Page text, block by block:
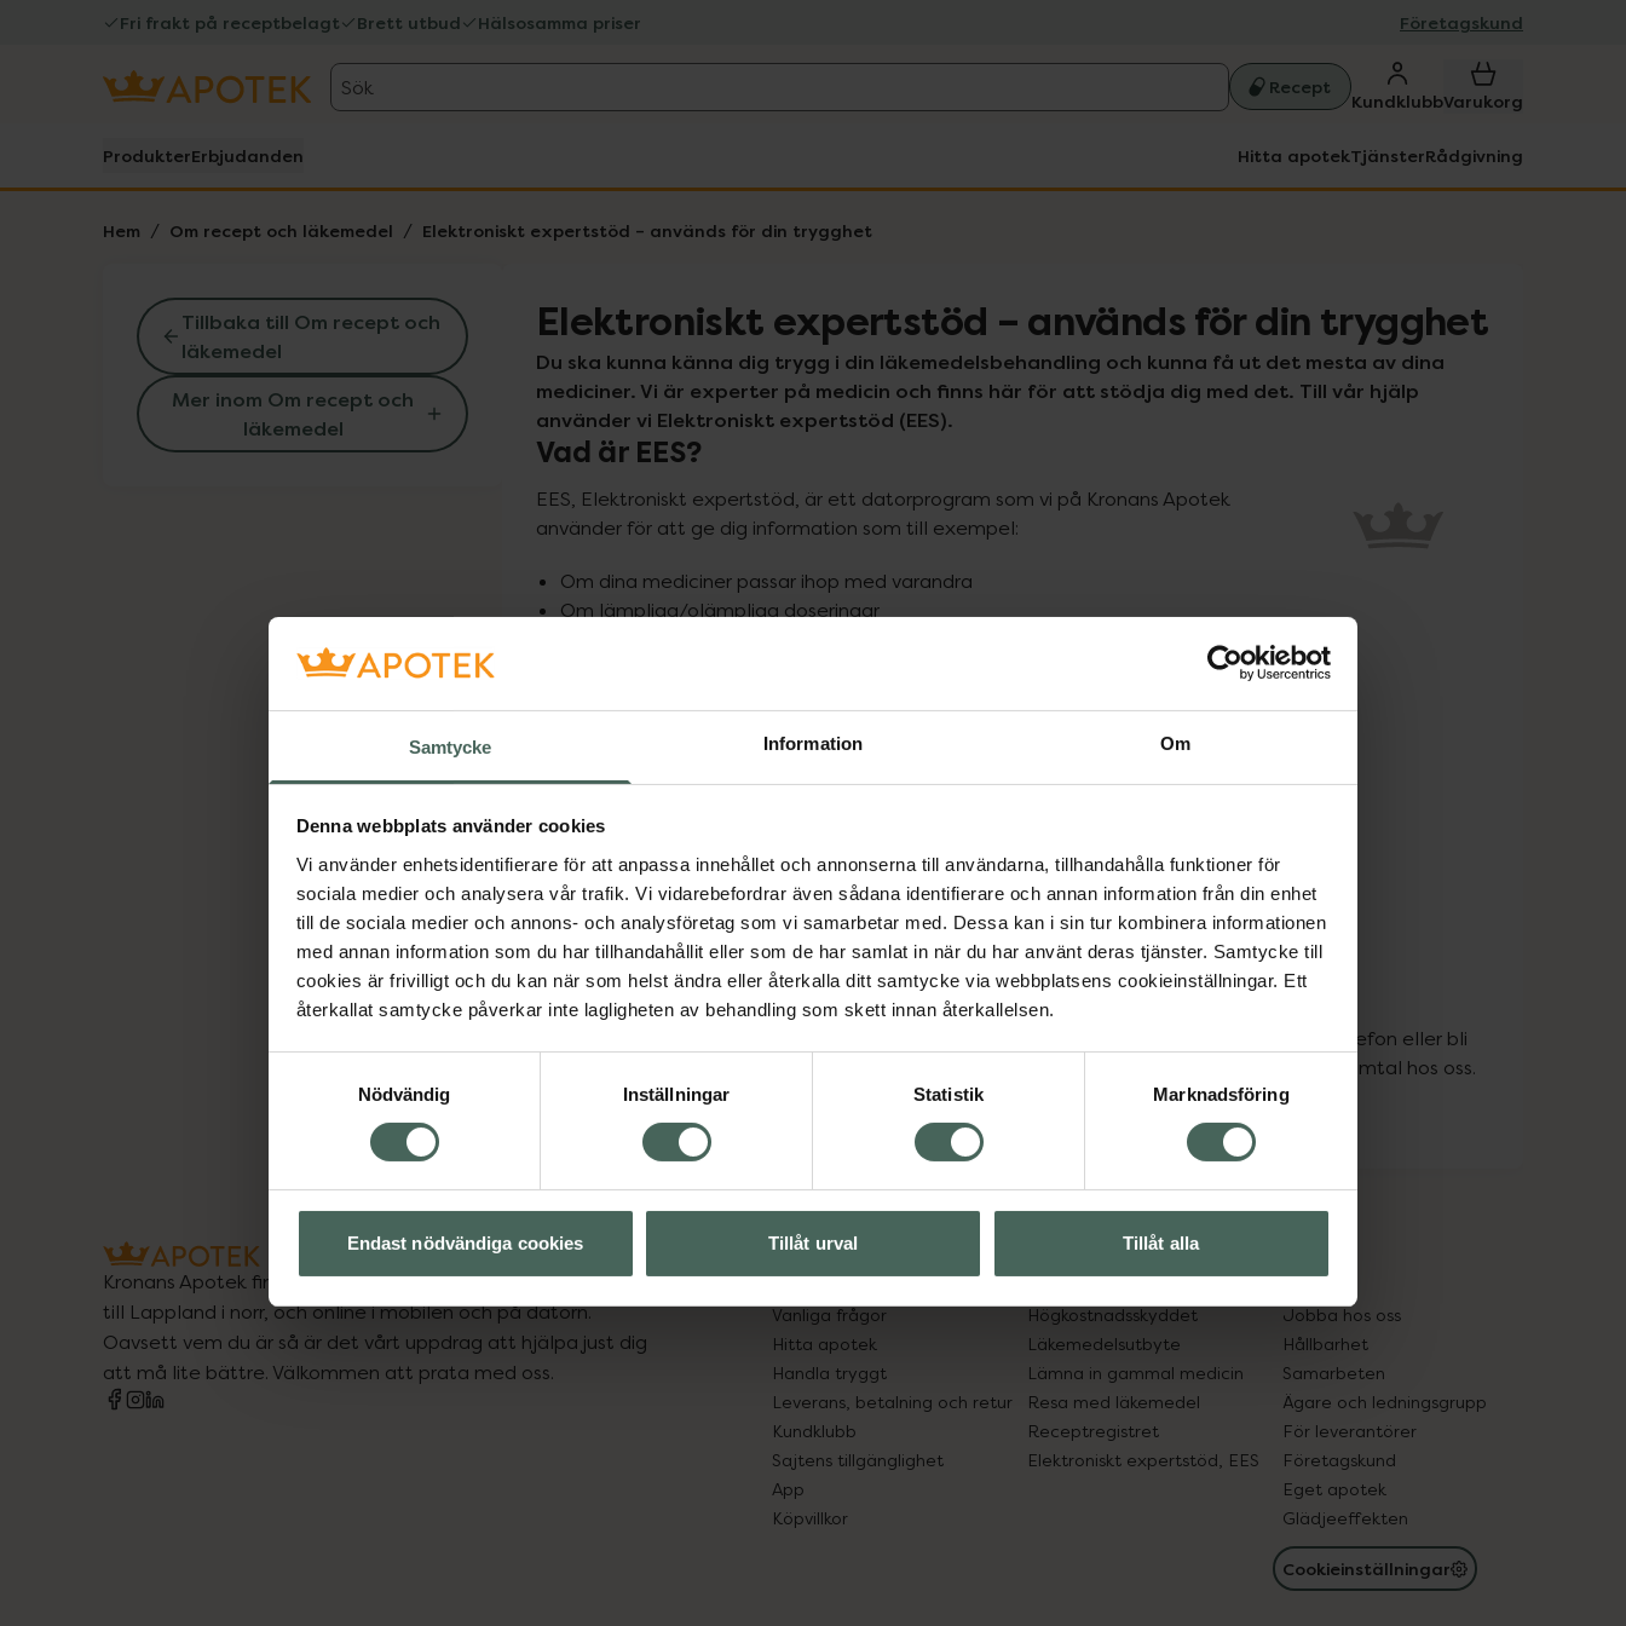
Samtycke Information Om
Denna webbplats använder cookies
Vi använder enhetsidentifierare för att anpassa innehållet och annonserna till användarna, tillhandahålla funktioner för
sociala medier och analysera vår trafik. Vi vidarebefordrar även sådana identifierare och annan information från din enhet
till de sociala medier och annons- och analysföretag som vi samarbetar med. Dessa kan i sin tur kombinera informationen
med annan information som du har tillhandahållit eller som de har samlat in när du har använt deras tjänster. Samtycke till
cookies är frivilligt och du kan när som helst ändra eller återkalla ditt samtycke via webbplatsens cookieinställningar. Ett
återkallat samtycke påverkar inte lagligheten av behandling som skett innan återkallelsen.
Nödvändig
Inställningar Statistik Marknadsföring
Endast nödvändiga cookies Tillåt urval Tillåt alla
Fri frakt på receptbelagt Brett utbud Hälsosamma priser Företagskund
Sök Recept
KundklubbVarukorg
ProdukterErbjudanden Hitta apotekTjänsterRådgivning
Hem Om recept och läkemedel Elektroniskt expertstöd – används för din trygghet
Tillbaka till Om recept och
läkemedel
Mer inom Om recept och
läkemedel
Elektroniskt expertstöd – används för din trygghet
Du ska kunna känna dig trygg i din läkemedelsbehandling och kunna få ut det mesta av dina
mediciner. Vi är experter på medicin och finns här för att stödja dig med det. Till vår hjälp
använder vi Elektroniskt expertstöd (EES).
Vad är EES?
EES, Elektroniskt expertstöd, är ett datorprogram som vi på Kronans Apotek
använder för att ge dig information som till exempel:
Om dina mediciner passar ihop med varandra
Om lämpliga/olämpliga doseringar
Därför används EES
nytta som möjligt av din behandling. Farmaceuten gör alltid en professionell
bedömning för att säkerställa att det går bra att expediera de läkemedel du vill
läkemedel, det vill säga även sådana som du har hämtat ut vid andra tillfällen.
Med hjälp av EES ger vi dig tips på vägen för en ännu bättre
läkemedelsbehandling.
Få experthjälp på Kronans Apotek
Du kan alltid ställa frågor till oss. Du kan besöka något av våra apotek, kontakta oss via telefon eller bli
uppringd. Om du vill ha djupgående rådgivning i avskildhet kan du boka in ett läkemedelssamtal hos oss.
Kronans Apotek finns här för dig. Du hittar oss från Skåne i syd
till Lappland i norr, och online i mobilen och på datorn.
Oavsett vem du är så är det vårt uppdrag att hjälpa just dig
att må lite bättre. Välkommen att prata med oss.
Kundservice
Vanliga frågor
Hitta apotek
Handla tryggt
Leverans, betalning och retur
Kundklubb
Sajtens tillgänglighet
App
Köpvillkor
Om recept och läkemedel
Högkostnadsskyddet
Läkemedelsutbyte
Lämna in gammal medicin
Resa med läkemedel
Receptregistret
Elektroniskt expertstöd, EES
Jobba hos oss
Hållbarhet
Samarbeten
Ägare och ledningsgrupp
För leverantörer
Företagskund
Eget apotek
Glädjeeffekten
Cookieinställningar